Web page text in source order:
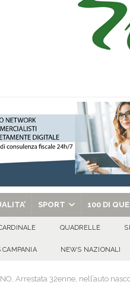
CARDINALE. L’Ipocrisia delle
e destinato al privato
crescita economica può prescindere
KYC: cosa sono e come funzionano in
29 agosto la chiesa celebra il
SPORT 100 DI
QUADRELLE
CAMPANIA NEWS NAZIONALI
Arrestata 32enne, nell’auto